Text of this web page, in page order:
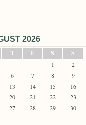
2026
T F S S
1
2
6 7 8
9
13 14 15
16
20 21 22
23
27 28 29
30